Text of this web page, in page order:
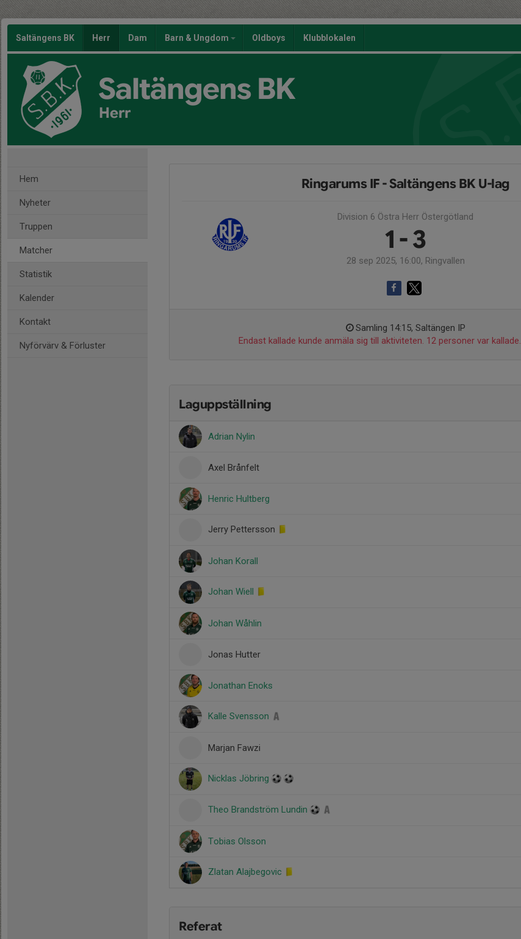
Saltängens BK Herr Dam Barn & Ungdom Oldboys Klubblokalen
Saltängens BK
Herr
Hem
Nyheter
Truppen
Matcher
Statistik
Kalender
Kontakt
Nyförvärv & Förluster
Ringarums IF - Saltängens BK U-lag
Division 6 Östra Herr Östergötland
1 - 3
28 sep 2025, 16:00, Ringvallen
Samling 14:15, Saltängen IP
Endast kallade kunde anmäla sig till aktiviteten. 12 personer var kallade.
Laguppställning
Adrian Nylin
Axel Brånfelt
Henric Hultberg
Jerry Pettersson
Johan Korall
Johan Wiell
Johan Wåhlin
Jonas Hutter
Jonathan Enoks
Kalle Svensson
Marjan Fawzi
Nicklas Jöbring
Theo Brandström Lundin
Tobias Olsson
Zlatan Alajbegovic
Referat